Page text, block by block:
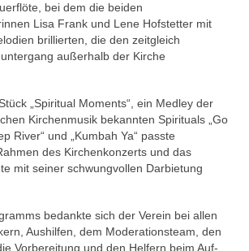
bei dem die beiden
Lisa Frank und Lene Hofstetter mit
brillierten, die den zeitgleich
außerhalb der Kirche
„Spiritual Moments“, ein Medley der
Kirchenmusik bekannten Spirituals „Go
River“ und „Kumbah Ya“ passte
des Kirchenkonzerts und das
mit seiner schwungvollen Darbietung
bedankte sich der Verein bei allen
Aushilfen, dem Moderationsteam, den
Vorbereitung und den Helfern beim Auf-